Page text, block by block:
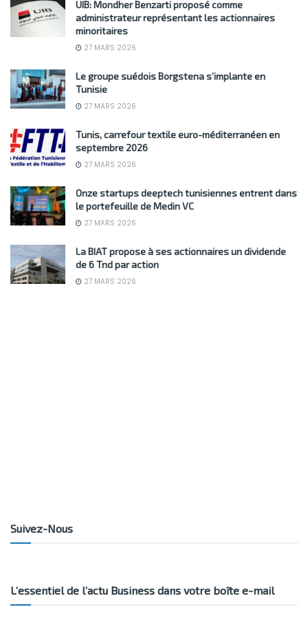
UIB: Mondher Benzarti proposé comme
administrateur représentant les actionnaires
minoritaires
27 MARS 2026
Le groupe suédois Borgstena s’implante en
Tunisie
27 MARS 2026
Tunis, carrefour textile euro-méditerranéen en
septembre 2026
27 MARS 2026
Onze startups deeptech tunisiennes entrent dans
le portefeuille de Medin VC
27 MARS 2026
La BIAT propose à ses actionnaires un dividende
de 6 Tnd par action
27 MARS 2026
Suivez-Nous
L’essentiel de l’actu Business dans votre boîte e-mail